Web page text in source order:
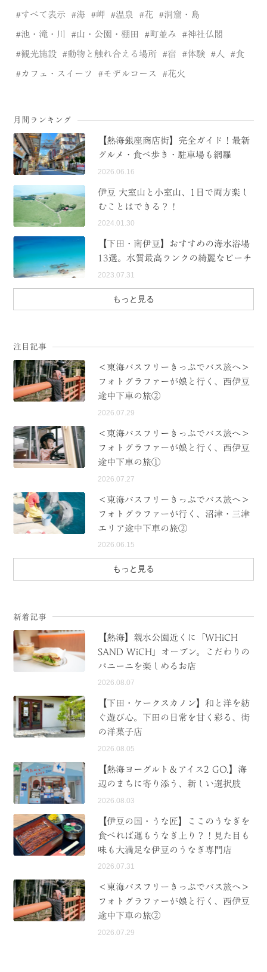
すべて表示 海 岬 温泉 花 洞窟・島
池・滝・川 山・公園・棚田 町並み 神社仏閣
観光施設 動物と触れ合える場所 宿 体験 人 食
カフェ・スイーツ モデルコース 花火
月間ランキング
【熱海銀座商店街】完全ガイド！最新
グルメ・食べ歩き・駐車場も網羅
2026.06.16
伊豆 大室山と小室山、1日で両方楽し
むことはできる？！
2024.01.30
【下田・南伊豆】おすすめの海水浴場
13選。水質最高ランクの綺麗なビーチ
2023.07.31
もっと見る
注目記事
＜東海バスフリーきっぷでバス旅へ＞
フォトグラファーが娘と行く、西伊豆
途中下車の旅②
2026.07.29
＜東海バスフリーきっぷでバス旅へ＞
フォトグラファーが娘と行く、西伊豆
途中下車の旅①
2026.07.27
＜東海バスフリーきっぷでバス旅へ＞
フォトグラファーが行く、沼津・三津
エリア途中下車の旅②
2026.06.15
もっと見る
新着記事
【熱海】親水公園近くに「WHiCH
SAND WiCH」オープン。こだわりの
パニーニを楽しめるお店
2026.08.07
【下田・ケークスカノン】和と洋を紡
ぐ遊び心。下田の日常を甘く彩る、街
の洋菓子店
2026.08.05
【熱海ヨーグルト＆アイス2 GO.】海
辺のまちに寄り添う、新しい選択肢
2026.08.03
【伊豆の国・うな匠】ここのうなぎを
食べれば運もうなぎ上り？！見た目も
味も大満足な伊豆のうなぎ専門店
2026.07.31
＜東海バスフリーきっぷでバス旅へ＞
フォトグラファーが娘と行く、西伊豆
途中下車の旅②
2026.07.29